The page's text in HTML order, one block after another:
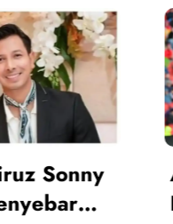
vs Rayo:
Lolos